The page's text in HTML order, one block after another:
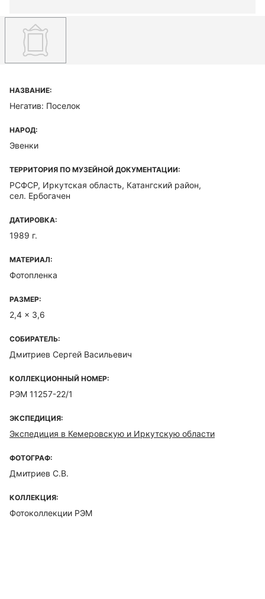
НАЗВАНИЕ:
Негатив: Поселок
НАРОД:
Эвенки
ТЕРРИТОРИЯ ПО МУЗЕЙНОЙ ДОКУМЕНТАЦИИ:
РСФСР, Иркутская область, Катангский район,
сел. Ербогачен
ДАТИРОВКА:
1989 г.
МАТЕРИАЛ:
Фотопленка
РАЗМЕР:
2,4 x 3,6
СОБИРАТЕЛЬ:
Дмитриев Сергей Васильевич
КОЛЛЕКЦИОННЫЙ НОМЕР:
РЭМ 11257-22/1
ЭКСПЕДИЦИЯ:
Экспедиция в Кемеровскую и Иркутскую области
ФОТОГРАФ:
Дмитриев С.В.
КОЛЛЕКЦИЯ:
Фотоколлекции РЭМ